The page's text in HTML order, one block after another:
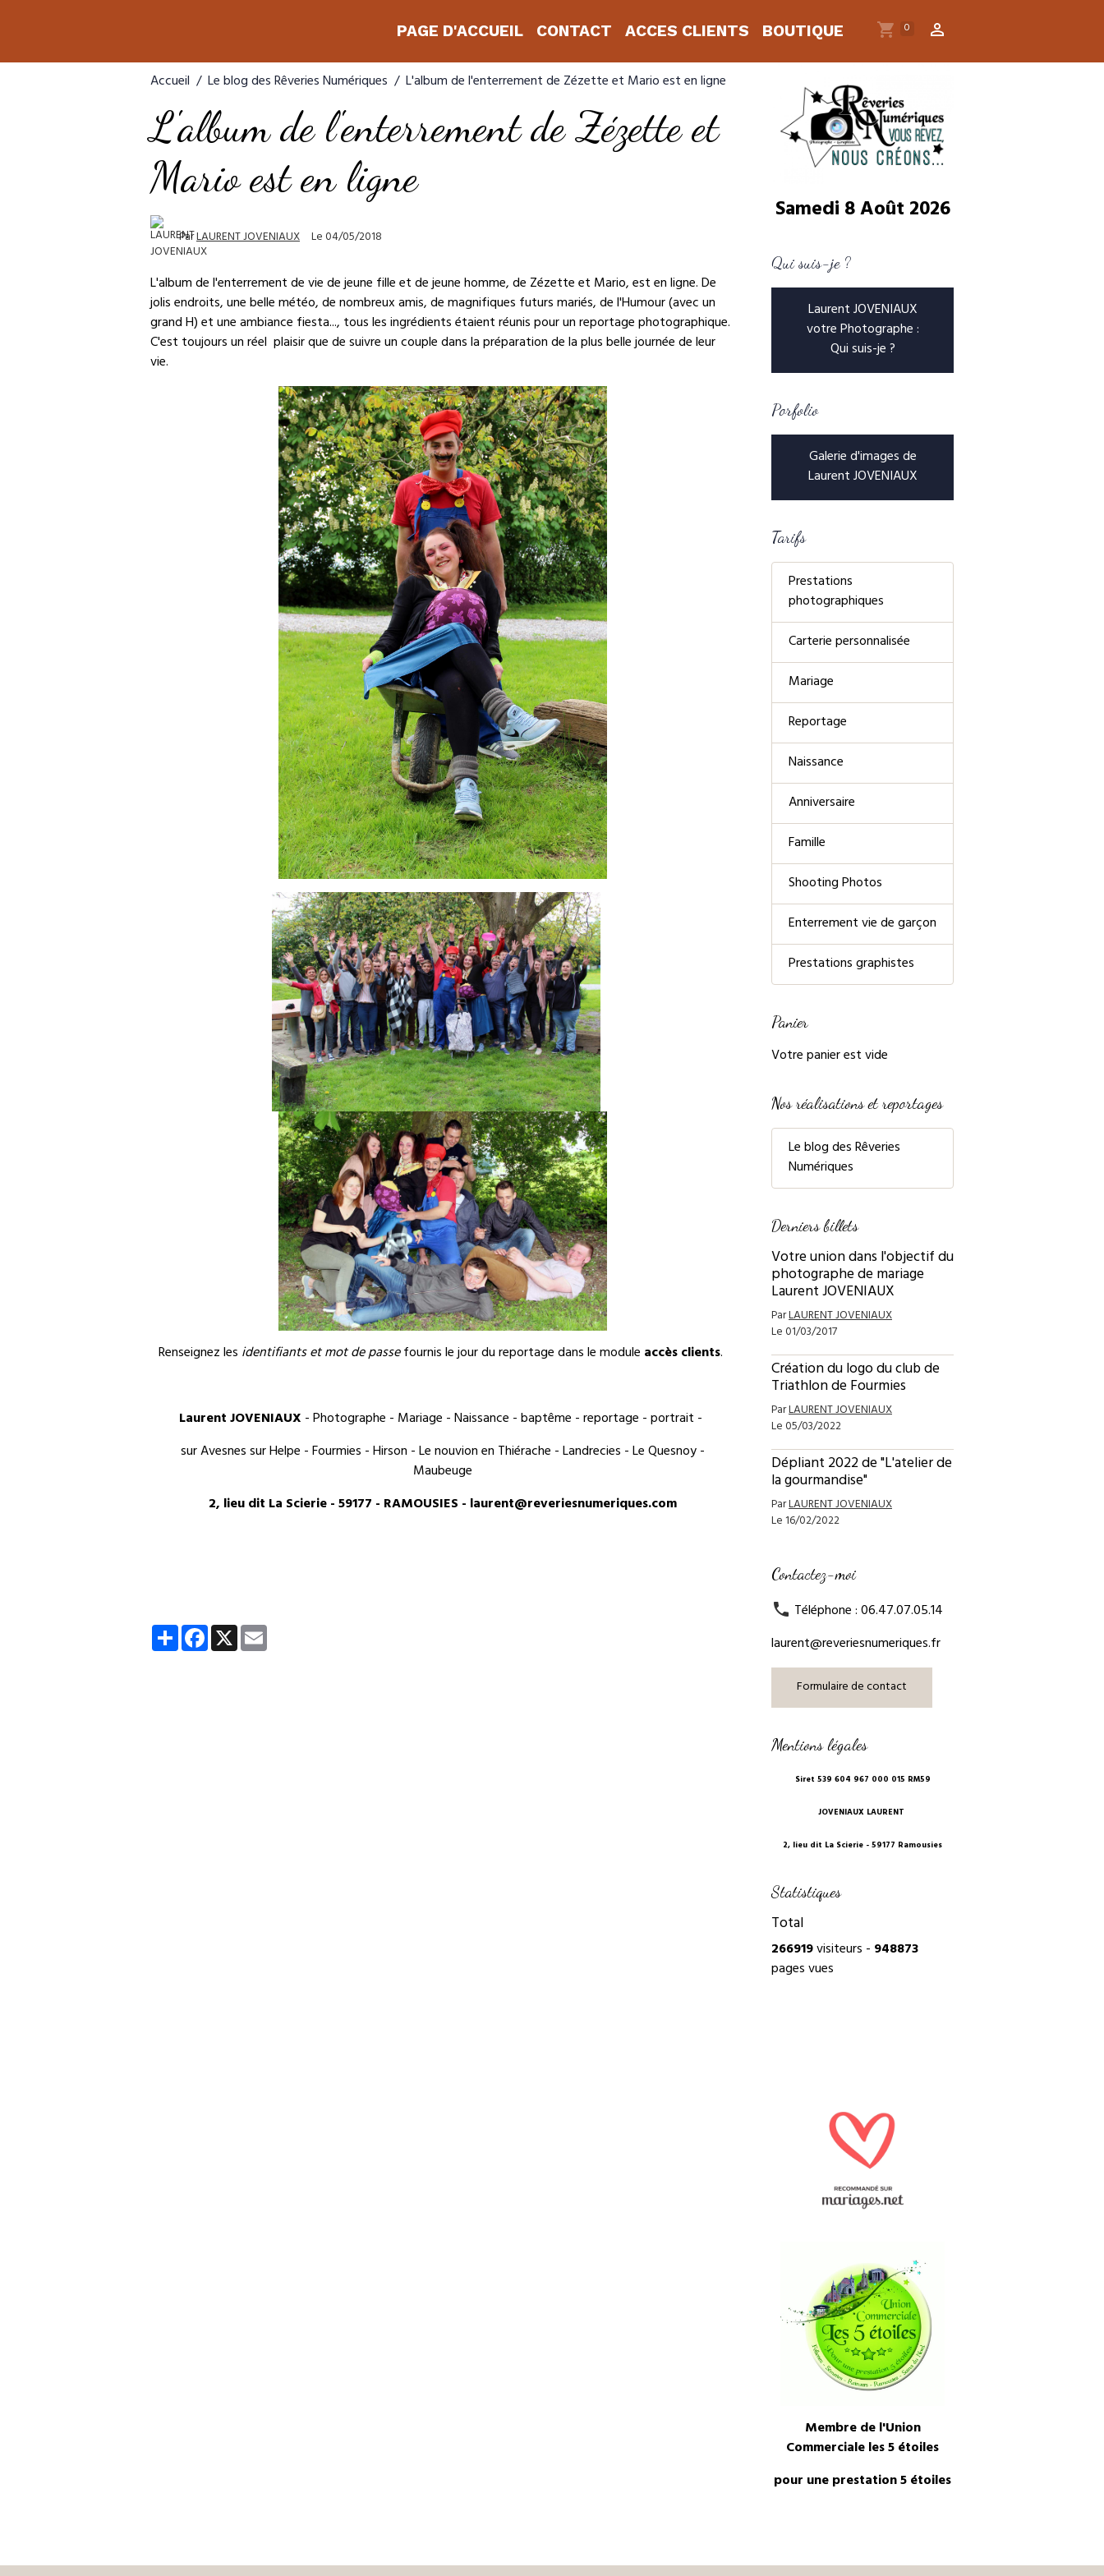
PAGE D'ACCUEIL CONTACT ACCES CLIENTS BOUTIQUE 0
Accueil Le blog des Rêveries Numériques L'album de l'enterrement de Zézette et Mario est en ligne
L'album de l'enterrement de Zézette et
Mario est en ligne
ParLAURENT JOVENIAUX Le 04/05/2018
L'album de l'enterrement de vie de jeune fille et de jeune homme, de Zézette et Mario, est en ligne. De
jolis endroits, une belle météo, de nombreux amis, de magnifiques futurs mariés, de l'Humour (avec un
grand H) et une ambiance fiesta..., tous les ingrédients étaient réunis pour un reportage photographique.
C'est toujours un réel plaisir que de suivre un couple dans la préparation de la plus belle journée de leur
vie.
Renseignez les identifiants et mot de passefournis le jour du reportage dans le module accès clients.
Laurent JOVENIAUX - Photographe - Mariage - Naissance - baptême - reportage - portrait -
sur Avesnes sur Helpe - Fourmies - Hirson - Le nouvion en Thiérache - Landrecies - Le Quesnoy -
Maubeuge
2, lieu dit La Scierie - 59177 - RAMOUSIES - laurent@reveriesnumeriques.com
PartagerFacebook
X
Samedi 8 Août 2026
Qui suis-je ?
Laurent JOVENIAUX
votre Photographe :
Qui suis-je ?
Porfolio
Galerie d'images de
Laurent JOVENIAUX
Tarifs
Prestations
photographiques
Carterie personnalisée
Mariage
Reportage
Naissance
Anniversaire
Famille
Shooting Photos
Enterrement vie de garçon
Prestations graphistes
Panier
Votre panier est vide
Nos réalisations et reportages
Le blog des Rêveries
Numériques
Derniers billets
Votre union dans l'objectif du
photographe de mariage
Laurent JOVENIAUX
ParLAURENT JOVENIAUX
Le 01/03/2017
Création du logo du club de
Triathlon de Fourmies
ParLAURENT JOVENIAUX
Le 05/03/2022
Dépliant 2022 de "L'atelier de
la gourmandise"
ParLAURENT JOVENIAUX
Le 16/02/2022
Contactez-moi
Téléphone : 06.47.07.05.14
laurent@reveriesnumeriques.fr
Formulaire de contact
Mentions légales
Siret 539 604 967 000 015 RM59
JOVENIAUX LAURENT
2, lieu dit La Scierie - 59177 Ramousies
Statistiques
Total
266919visiteurs - 948873
pages vues
Membre de l'Union
Commerciale les 5 étoiles
pour une prestation 5 étoiles